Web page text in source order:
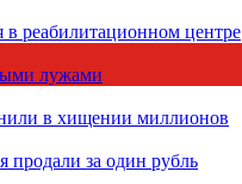
реабилитационном центре
лужами
в хищении миллионов
продали за один рубль